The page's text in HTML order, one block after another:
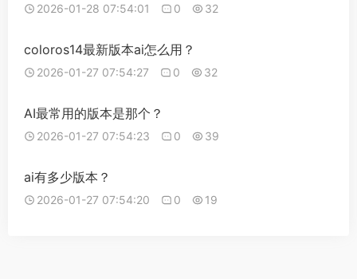
2026-01-28 07:54:01 0 32
coloros14最新版本ai怎么用？
2026-01-27 07:54:27 0 32
AI最常用的版本是那个？
2026-01-27 07:54:23 0 39
ai有多少版本？
2026-01-27 07:54:20 0 19